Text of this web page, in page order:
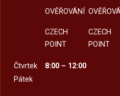
OVĚŘOVÁNÍ
CZECH
POINT
CZECH
POINT
Čtvrtek
8:00 – 12:00
Pátek